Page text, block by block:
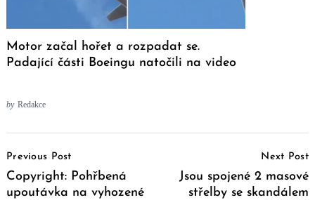
Motor začal hořet a rozpadat se.
Padající části Boeingu natočili na video
by Redakce
Navigation
Previous Post
Copyright: Pohřbená
upoutávka na vyhozené
Next Post
Jsou spojené 2 masové
střelby se skandálem